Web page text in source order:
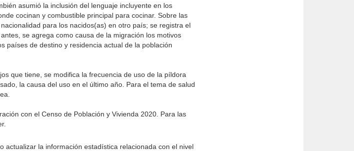
asumió la inclusión del lenguaje incluyente en los
cocinan y combustible principal para cocinar. Sobre las
para los nacidos(as) en otro país; se registra el
se agrega como causa de la migración los motivos
países de destino y residencia actual de la población
que tiene, se modifica la frecuencia de uso de la píldora
la causa del uso en el último año. Para el tema de salud
con el Censo de Población y Vivienda 2020. Para las
actualizar la información estadística relacionada con el nivel